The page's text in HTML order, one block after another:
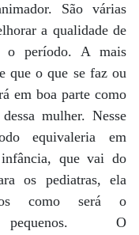
São várias
a qualidade de
o período. A mais
que o que se faz ou
em boa parte como
mulher. Nesse
equivaleria em
que vai do
os pediatras, ela
como será o
O